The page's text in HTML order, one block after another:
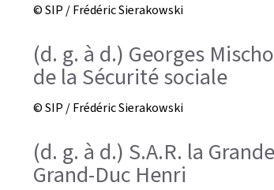
© SIP / Frédéric Sierakowski
(d. g. à d.) Georges
de la Sécurité sociale
© SIP / Frédéric Sierakowski
(d. g. à d.) S.A.R. la
Grand-Duc Henri